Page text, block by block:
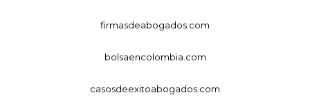
firmasdeabogados.com
bolsaencolombia.com
casosdeexitoabogados.com